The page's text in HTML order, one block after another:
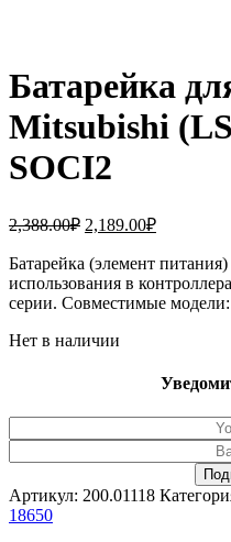
Батарейка
Mitsubishi
SOCI2
2,388.00₽ Первоначальная
составляла
2,388.00₽.
2,189.00₽Текущая
2,189.00₽.
Батарейка (элемент
использования в
серии. Совместимые
Нет в наличии
Артикул: 200.01118
18650